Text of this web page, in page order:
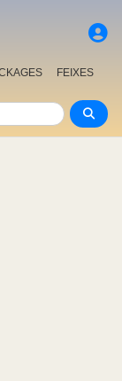
FEIXES